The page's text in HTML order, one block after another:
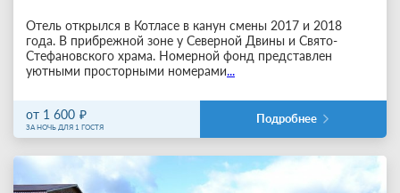
Отель открылся в Котласе в канун смены 2017 и 2018
года. В прибрежной зоне у Северной Двины и Свято-
Стефановского храма. Номерной фонд представлен
уютными просторными номерами...
от 1 600
ЗА НОЧЬ ДЛЯ 1 ГОСТЯ
Подробнее